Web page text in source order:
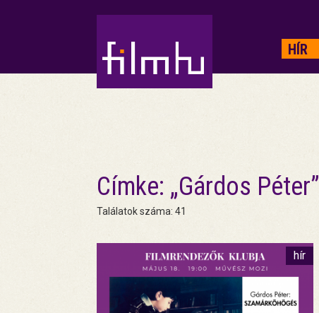
HÍR
Címke: „Gárdos Péter”
Találatok száma: 41
hír